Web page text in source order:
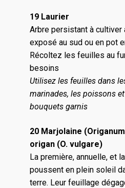
19 Laurier
Arbre persistant à cultiver
exposé au sud ou en pot
Récoltez les feuilles au
besoins
Utilisez les feuilles dans
marinades, les poissons
bouquets garnis
20 Marjolaine
origan (O. vulgare)
La première, annuelle, et
poussent en plein soleil
terre. Leur feuillage